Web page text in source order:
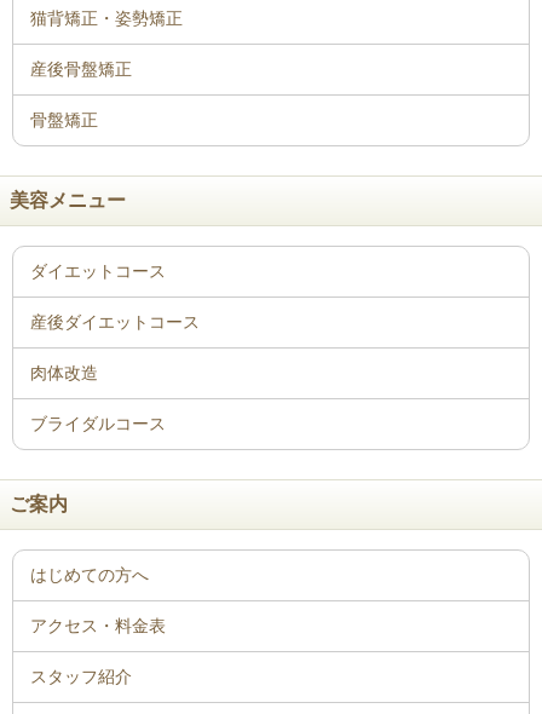
骨盤矯正
美容メニュー
ご案内
はじめての方へ
アクセス・料金表
スタッフ紹介